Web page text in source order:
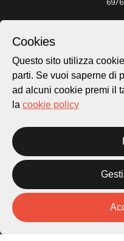
t.
Sito
Cookies
Questo sito utilizza
parti. Se vuoi saperne di
ad alcuni cookie premi il
la cookie policy